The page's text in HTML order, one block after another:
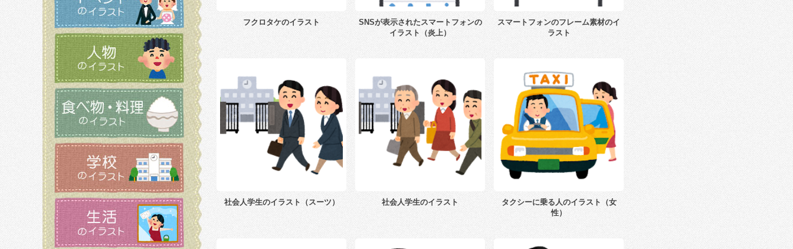
フクロタケのイラスト
SNSが表示されたスマートフォンの
イラスト（炎上）
スマートフォンのフレーム素材のイ
ラスト
社会人学生のイラスト（スーツ） 社会人学生のイラスト
タクシーに乗る人のイラスト（女
性）